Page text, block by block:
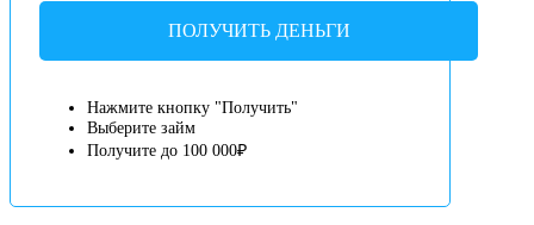
ПОЛУЧИТЬ ДЕНЬГИ
Нажмите кнопку "Получить"
Выберите займ
Получите до 100 000₽